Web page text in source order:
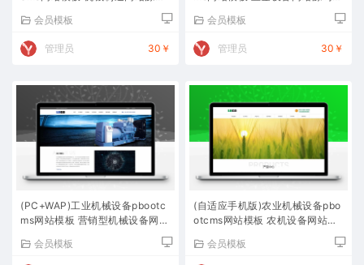
会员模板
管理员 30￥
会员模板
管理员 30￥
(PC+WAP)工业机械设备pbootc
ms网站模板 营销型机械设备网站
会员模板
(自适应手机版)农业机械设备pbo
otcms网站模板 农机设备网站源
会员模板